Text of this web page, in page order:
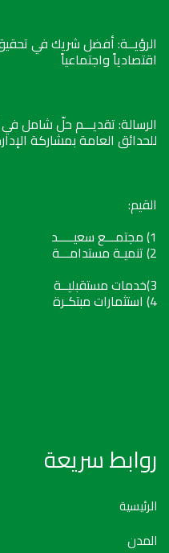
الرؤيــة: أفضل شريك في
اقتصادياً واجتماعياً
الرسالة: تقديـــم حلّ شامل في
للحدائق العامة بمشاركة
القيم:
1) مجتمـــع سعيـــــد
2) تنميـة مستدامـــة
3)خدمات مستقبليــة
4) استثمارات مبتكـرة
روابط سريعة
الرئيسية
المدن